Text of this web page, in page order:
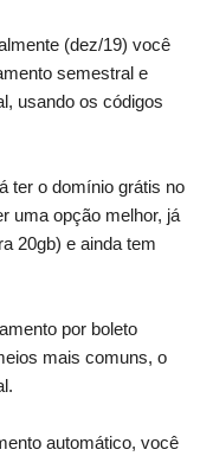
(dez/19) você
semestral e
usando os códigos
ter o domínio grátis no
uma opção melhor, já
20gb) e ainda tem
por boleto
mais comuns, o
automático, você